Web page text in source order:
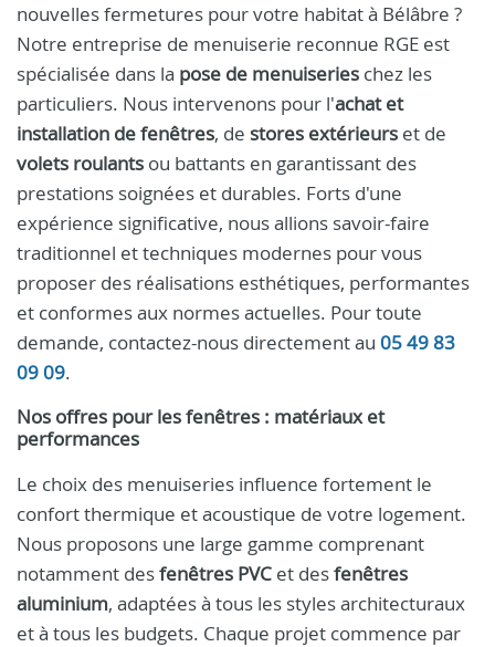
nouvelles fermetures pour votre habitat à Bélâbre ?
Notre entreprise de menuiserie reconnue RGE est
spécialisée dans la pose de menuiseries chez les
particuliers. Nous intervenons pour l'achat et
installation de fenêtres, de stores extérieurs et de
volets roulants ou battants en garantissant des
prestations soignées et durables. Forts d'une
expérience significative, nous allions savoir-faire
traditionnel et techniques modernes pour vous
proposer des réalisations esthétiques, performantes
et conformes aux normes actuelles. Pour toute
demande, contactez-nous directement au 05 49 83
09 09.
Nos offres pour les fenêtres : matériaux et
performances
Le choix des menuiseries influence fortement le
confort thermique et acoustique de votre logement.
Nous proposons une large gamme comprenant
notamment desfenêtres PVC et desfenêtres
aluminium, adaptées à tous les styles architecturaux
et à tous les budgets. Chaque projet commence par